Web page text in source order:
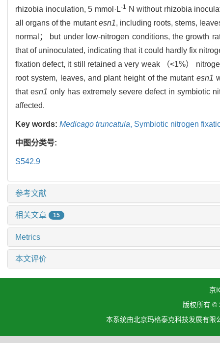
rhizobia inoculation, 5 mmol·L-1
N without rhizobia
all organs of the mutantesn1, including roots, stems,
normal； but under low-nitrogen conditions, the growth
that of uninoculated, indicating that it could hardly fix
fixation defect, it still retained a very weak （<1%）
root system, leaves, and plant height of the mutant esn1
that esn1 only has extremely severe defect in symbiotic
affected.
Key words: Medicago truncatula, Symbiotic nitrogen
中图分类号:
S542.9
参考文献
相关文章 15
Metrics
本文评价
京
版权所有 ©
本系统由北京玛格泰克科技发展有